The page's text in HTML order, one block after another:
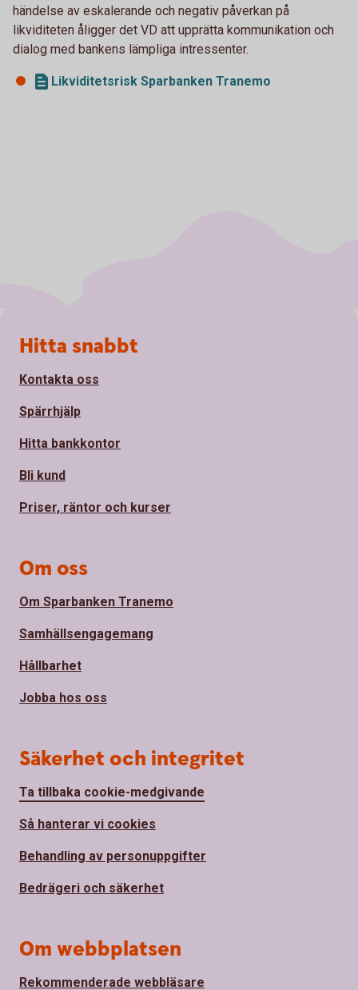
händelse av eskalerande och negativ påverkan på
likviditeten åligger det VD att upprätta kommunikation och
dialog med bankens lämpliga intressenter.
Likviditetsrisk Sparbanken Tranemo
Sidfot
Hitta snabbt
Kontakta oss
Spärrhjälp
Hitta bankkontor
Bli kund
Priser, räntor och kurser
Om oss
Om Sparbanken Tranemo
Samhällsengagemang
Hållbarhet
Jobba hos oss
Säkerhet och integritet
Ta tillbaka cookie-medgivande
Så hanterar vi cookies
Behandling av personuppgifter
Bedrägeri och säkerhet
Om webbplatsen
Rekommenderade webbläsare